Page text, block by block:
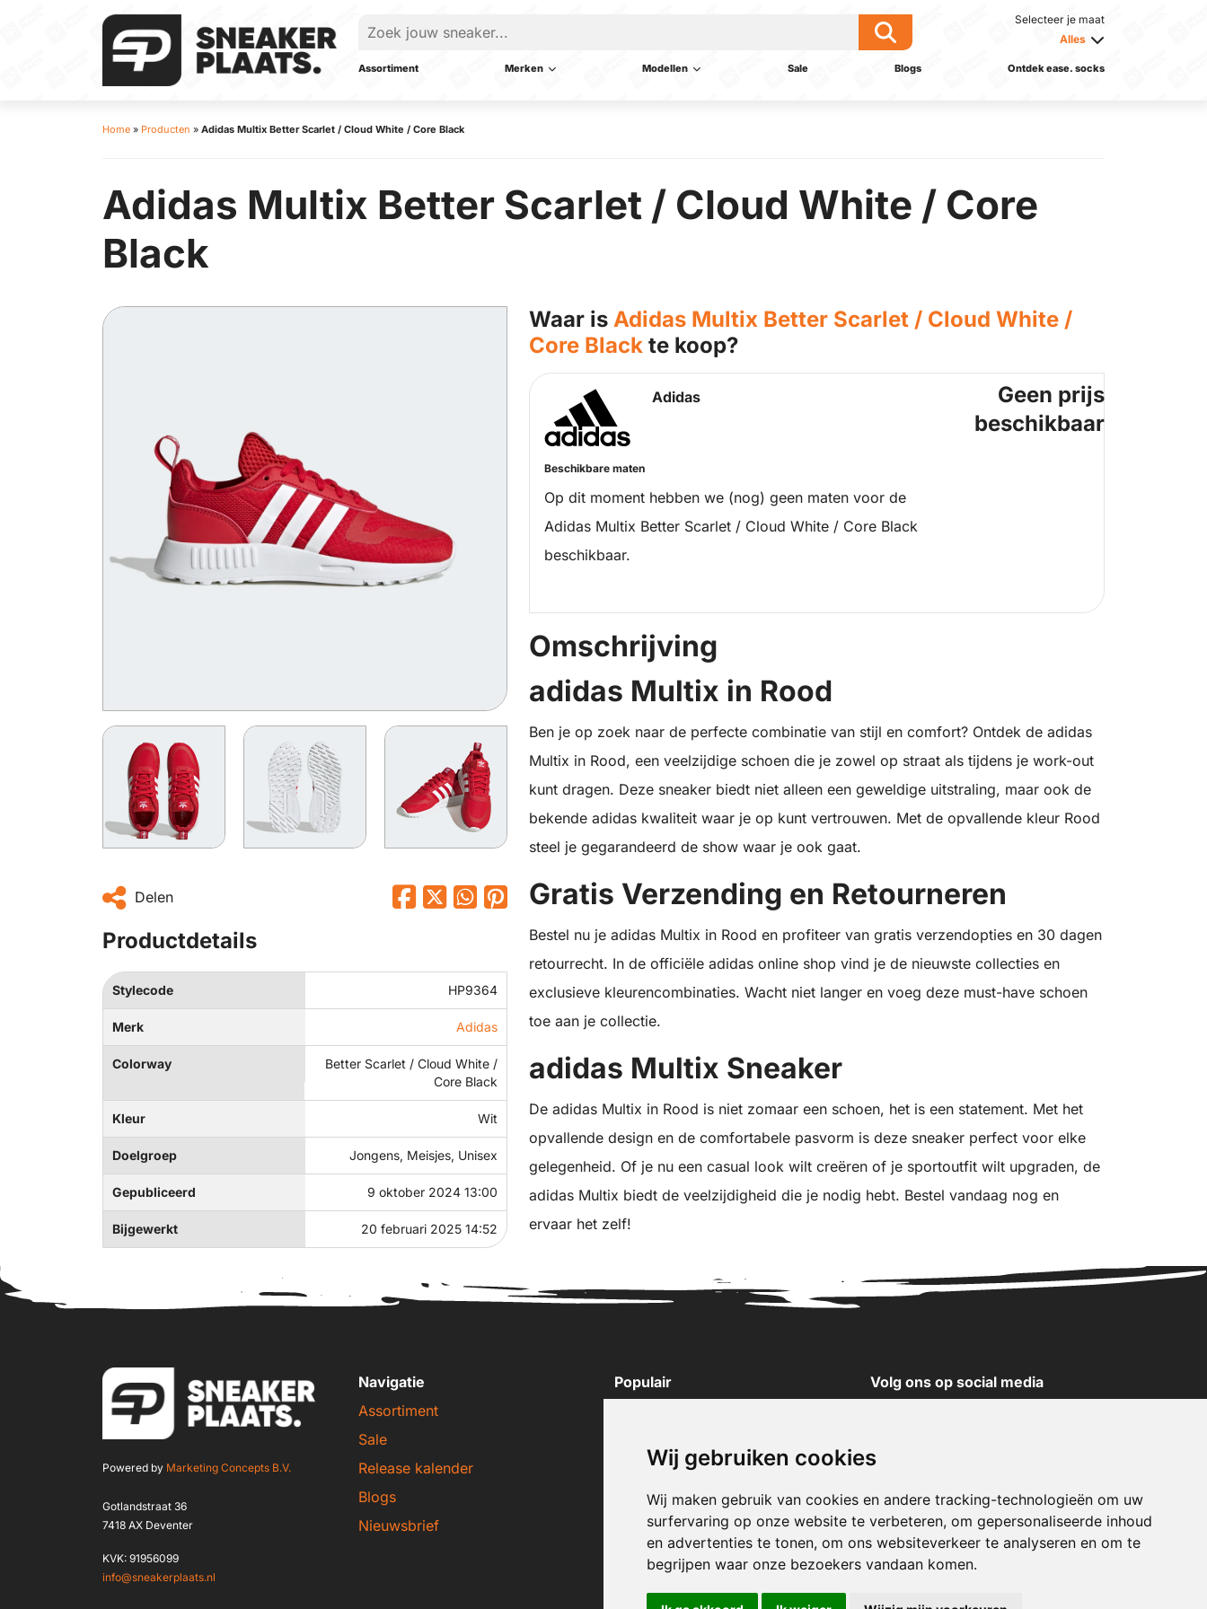
Wij gebruiken cookies
Wij maken gebruik van cookies en andere tracking-technologieën om uw
surfervaring op onze website te verbeteren, om gepersonaliseerde inhoud
en advertenties te tonen, om ons websiteverkeer te analyseren en om te
begrijpen waar onze bezoekers vandaan komen.
Selecteer je maat
Alles
Assortiment Merken Modellen Sale Blogs Ontdek ease. socks
Home » Producten » Adidas Multix Better Scarlet / Cloud White / Core Black
Adidas Multix Better Scarlet / Cloud White / Core
Black
Delen
Productdetails
Stylecode HP9364
Merk Adidas
Colorway
Better Scarlet / Cloud White /
Core Black
Kleur Wit
Doelgroep Jongens, Meisjes, Unisex
Gepubliceerd 9 oktober 2024 13:00
Bijgewerkt 20 februari 2025 14:52
Waar is Adidas Multix Better Scarlet / Cloud White /
Core Black te koop?
Adidas
Beschikbare maten
Op dit moment hebben we (nog) geen maten voor de
Adidas Multix Better Scarlet / Cloud White / Core Black
beschikbaar.
Geen prijs
beschikbaar
Omschrijving
adidas Multix in Rood
Ben je op zoek naar de perfecte combinatie van stijl en comfort? Ontdek de adidas
Multix in Rood, een veelzijdige schoen die je zowel op straat als tijdens je work-out
kunt dragen. Deze sneaker biedt niet alleen een geweldige uitstraling, maar ook de
bekende adidas kwaliteit waar je op kunt vertrouwen. Met de opvallende kleur Rood
steel je gegarandeerd de show waar je ook gaat.
Gratis Verzending en Retourneren
Bestel nu je adidas Multix in Rood en profiteer van gratis verzendopties en 30 dagen
retourrecht. In de officiële adidas online shop vind je de nieuwste collecties en
exclusieve kleurencombinaties. Wacht niet langer en voeg deze must-have schoen
toe aan je collectie.
adidas Multix Sneaker
De adidas Multix in Rood is niet zomaar een schoen, het is een statement. Met het
opvallende design en de comfortabele pasvorm is deze sneaker perfect voor elke
gelegenheid. Of je nu een casual look wilt creëren of je sportoutfit wilt upgraden, de
adidas Multix biedt de veelzijdigheid die je nodig hebt. Bestel vandaag nog en
ervaar het zelf!
Powered by Marketing Concepts B.V.
Gotlandstraat 36
7418 AX Deventer
KVK: 91956099
info@sneakerplaats.nl
Navigatie
Assortiment
Sale
Release kalender
Blogs
Nieuwsbrief
Populair
New Balance sneakers
Puma sneakers
Converse sneakers
Volg ons op social media
X
Pinterest